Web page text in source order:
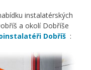
instalatérských
a okolí Dobříše
Dobříš :